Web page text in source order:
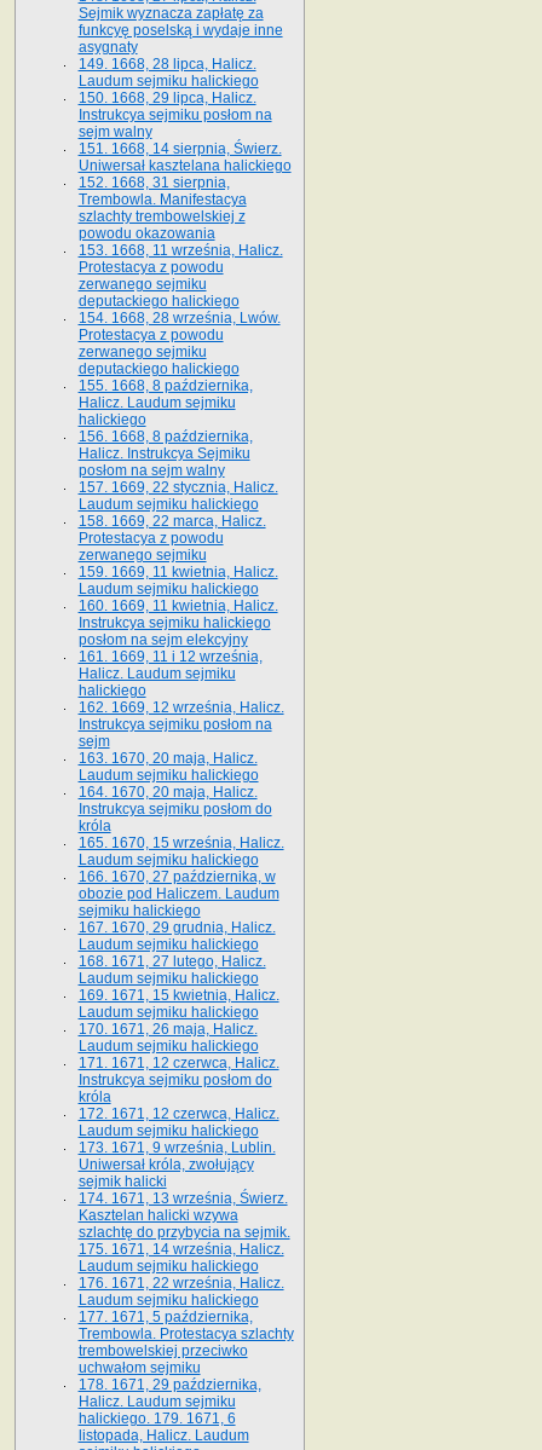
Sejmik wyznacza zapłatę za
funkcyę poselską i wydaje inne
asygnaty
149. 1668, 28 lipca, Halicz.
Laudum sejmiku halickiego
150. 1668, 29 lipca, Halicz.
Instrukcya sejmiku posłom na
sejm walny
151. 1668, 14 sierpnia, Świerz.
Uniwersał kasztelana halickiego
152. 1668, 31 sierpnia,
Trembowla. Manifestacya
szlachty trembowelskiej z
powodu okazowania
153. 1668, 11 września, Halicz.
Protestacya z powodu
zerwanego sejmiku
deputackiego halickiego
154. 1668, 28 września, Lwów.
Protestacya z powodu
zerwanego sejmiku
deputackiego halickiego
155. 1668, 8 października,
Halicz. Laudum sejmiku
halickiego
156. 1668, 8 października,
Halicz. Instrukcya Sejmiku
posłom na sejm walny
157. 1669, 22 stycznia, Halicz.
Laudum sejmiku halickiego
158. 1669, 22 marca, Halicz.
Protestacya z powodu
zerwanego sejmiku
159. 1669, 11 kwietnia, Halicz.
Laudum sejmiku halickiego
160. 1669, 11 kwietnia, Halicz.
Instrukcya sejmiku halickiego
posłom na sejm elekcyjny
161. 1669, 11 i 12 września,
Halicz. Laudum sejmiku
halickiego
162. 1669, 12 września, Halicz.
Instrukcya sejmiku posłom na
sejm
163. 1670, 20 maja, Halicz.
Laudum sejmiku halickiego
164. 1670, 20 maja, Halicz.
Instrukcya sejmiku posłom do
króla
165. 1670, 15 września, Halicz.
Laudum sejmiku halickiego
166. 1670, 27 października, w
obozie pod Haliczem. Laudum
sejmiku halickiego
167. 1670, 29 grudnia, Halicz.
Laudum sejmiku halickiego
168. 1671, 27 lutego, Halicz.
Laudum sejmiku halickiego
169. 1671, 15 kwietnia, Halicz.
Laudum sejmiku halickiego
170. 1671, 26 maja, Halicz.
Laudum sejmiku halickiego
171. 1671, 12 czerwca, Halicz.
Instrukcya sejmiku posłom do
króla
172. 1671, 12 czerwca, Halicz.
Laudum sejmiku halickiego
173. 1671, 9 września, Lublin.
Uniwersał króla, zwołujący
sejmik halicki
174. 1671, 13 września, Świerz.
Kasztelan halicki wzywa
szlachtę do przybycia na sejmik.
175. 1671, 14 września, Halicz.
Laudum sejmiku halickiego
176. 1671, 22 września, Halicz.
Laudum sejmiku halickiego
177. 1671, 5 października,
Trembowla. Protestacya szlachty
trembowelskiej przeciwko
uchwałom sejmiku
178. 1671, 29 października,
Halicz. Laudum sejmiku
halickiego. 179. 1671, 6
listopada, Halicz. Laudum